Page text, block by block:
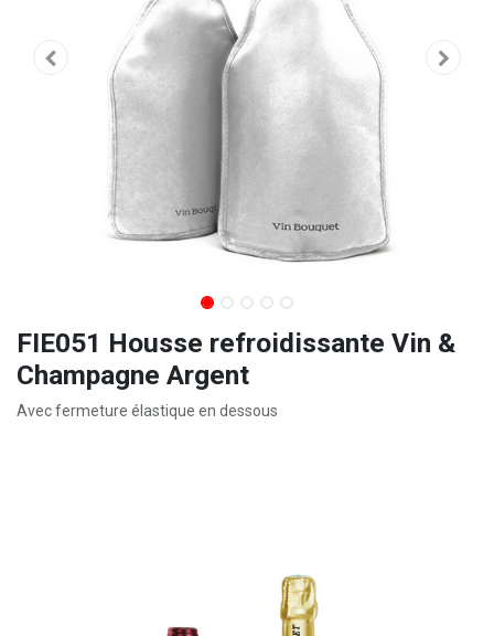
FIE051 Housse refroidissante Vin &
Champagne Argent
Avec fermeture élastique en dessous